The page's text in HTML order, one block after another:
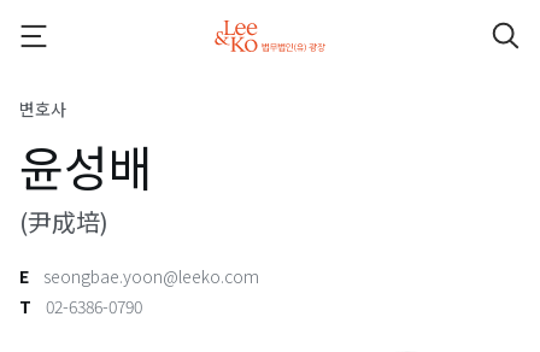
변호사
윤성배
(尹成培)
E
seongbae.yoon@leeko.com
T
02-6386-0790